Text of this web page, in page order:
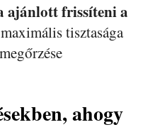
ajánlott frissíteni a
tisztasága
ahogy